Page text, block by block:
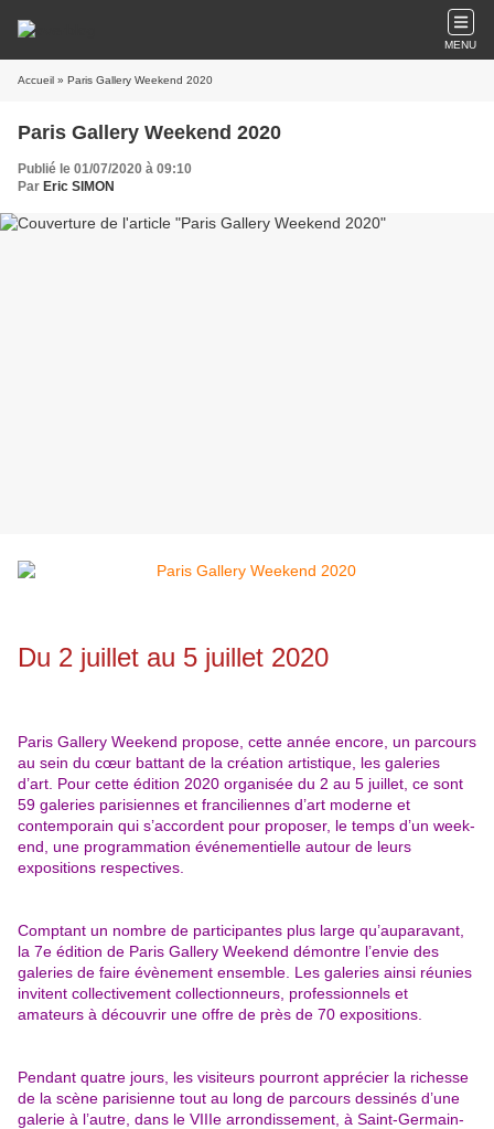
MENU
Accueil » Paris Gallery Weekend 2020
Paris Gallery Weekend 2020
Publié le 01/07/2020 à 09:10
Par Eric SIMON
Du 2 juillet au 5 juillet 2020
Paris Gallery Weekend propose, cette année encore, un parcours
au sein du cœur battant de la création artistique, les galeries
d’art. Pour cette édition 2020 organisée du 2 au 5 juillet, ce sont
59 galeries parisiennes et franciliennes d’art moderne et
contemporain qui s’accordent pour proposer, le temps d’un week-
end, une programmation événementielle autour de leurs
expositions respectives.
Comptant un nombre de participantes plus large qu’auparavant,
la 7e édition de Paris Gallery Weekend démontre l’envie des
galeries de faire évènement ensemble. Les galeries ainsi réunies
invitent collectivement collectionneurs, professionnels et
amateurs à découvrir une offre de près de 70 expositions.
Pendant quatre jours, les visiteurs pourront apprécier la richesse
de la scène parisienne tout au long de parcours dessinés d’une
galerie à l’autre, dans le VIIIe arrondissement, à Saint-Germain-